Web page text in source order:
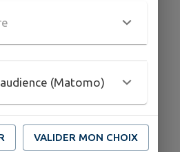
verts ?
de jardin (ou parc). Il
:
pelouse
haies et arbustes,
(Matomo)
VALIDER MON CHOIX